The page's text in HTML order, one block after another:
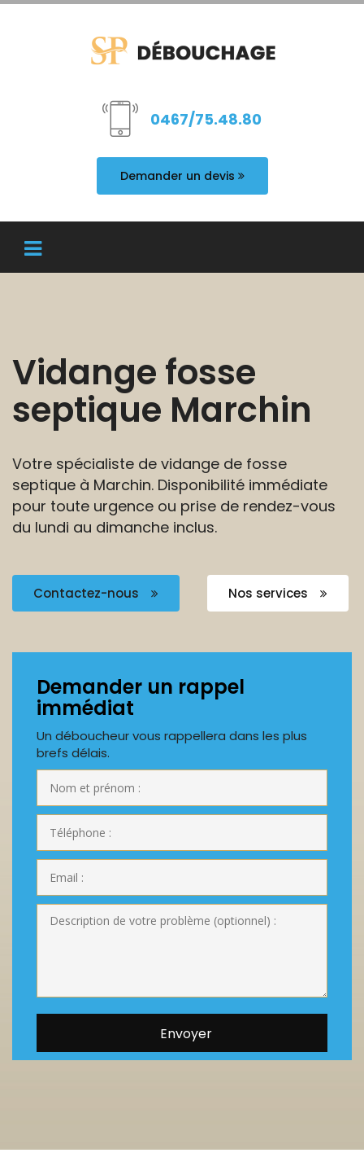
0467/75.48.80
Demander un devis
Vidange fosse
septique Marchin
Votre spécialiste de vidange de fosse
septique à Marchin. Disponibilité immédiate
pour toute urgence ou prise de rendez-vous
du lundi au dimanche inclus.
Contactez-nous Nos services
Demander un rappel
immédiat
Un déboucheur vous rappellera dans les plus
brefs délais.